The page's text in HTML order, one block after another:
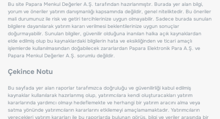
Bu site Papara Menkul Değerler A.Ş. tarafından hazırlanmıştır. Burada yer alan bilgi,
yorum ve öneriler yatırım danışmanlığı kapsamında değildir, genel niteliktedir. Bu öneriler
mali durumunuz ile risk ve getiri tercihlerinize uygun olmayabilir. Sadece burada sunulan
bilgilere dayanılarak yatırım kararı verilmesi beklentilerinize uygun sonuçlar
doğurmayabilir. Sunulan bilgiler, güvenilir olduğuna inanılan halka açık kaynaklardan
elde edilmiş olup bu kaynaklardaki bilgilerin hata ve eksikliğinden ve ticari amaçlı
işlemlerde kullanılmasından doğabilecek zararlardan Papara Elektronik Para A.Ş. ve
Papara Menkul Değerler A.Ş. sorumlu değildir.
Çekince Notu
Bu sayfada yer alan raporlar tarafımızca doğruluğu ve güvenilirliği kabul edilmiş
kaynaklar kullanılarak hazırlanmış olup, yatırımcılara kendi oluşturacakları yatırım
kararlarında yardımcı olmayı hedeflemekte ve herhangi bir yatırım aracını alma veya
satma yönünde yatırımcıların kararlarını etkilemeyi amaçlamamaktadır. Yatırımcıların
verecekleri yatırım kararları ile bu raporlarda bulunan görüş, bilgi ve veriler arasında bir